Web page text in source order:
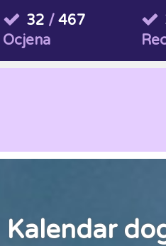
32 / 467
Ocjena
Kalendar